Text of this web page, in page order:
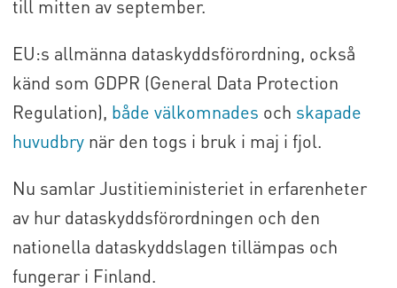
till mitten av september.
EU:s allmänna dataskyddsförordning, också
känd som GDPR (General Data Protection
Regulation), både välkomnades och skapade
huvudbrynär den togs i bruk i maj i fjol.
Nu samlar Justitieministeriet in erfarenheter
av hur dataskyddsförordningen och den
nationella dataskyddslagen tillämpas och
fungerar i Finland.